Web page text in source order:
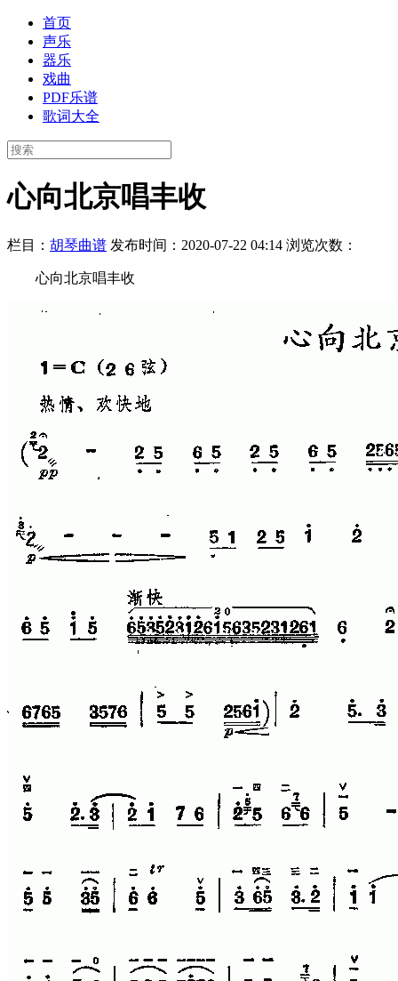
首页
声乐
器乐
戏曲
PDF乐谱
歌词大全
心向北京唱丰收
栏目： 胡琴曲谱 发布时间：2020-07-22 04:14 浏览次数：
心向北京唱丰收